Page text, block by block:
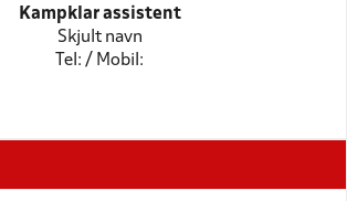
Kampklar assistent
Skjult navn
Tel: / Mobil: